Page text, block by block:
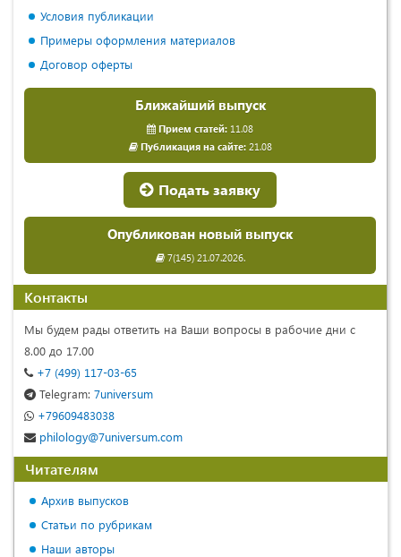
Условия публикации
Примеры оформления материалов
Договор оферты
Ближайший выпуск
Прием статей: 11.08
Публикация на сайте:21.08
Подать заявку
Опубликован новый выпуск
7(145) 21.07.2026.
Контакты
Мы будем рады ответить на Ваши вопросы в рабочие дни с
8.00 до 17.00
+7 (499) 117-03-65
Telegram: 7universum
+79609483038
philology@7universum.com
Читателям
Архив выпусков
Статьи по рубрикам
Наши авторы